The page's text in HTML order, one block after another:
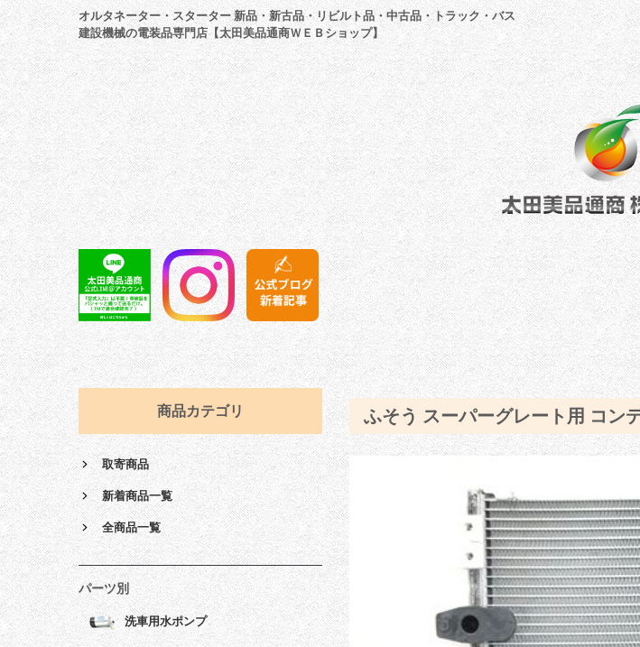
オルタネーター・スターター 新品・新古品・リビルト品・中古品・トラック・バス
建設機械の電装品専門店【太田美品通商ＷＥＢショップ】
ふそう スーパーグレート用 コン
商品カテゴリ
取寄商品
新着商品一覧
全商品一覧
パーツ別
洗車用水ポンプ